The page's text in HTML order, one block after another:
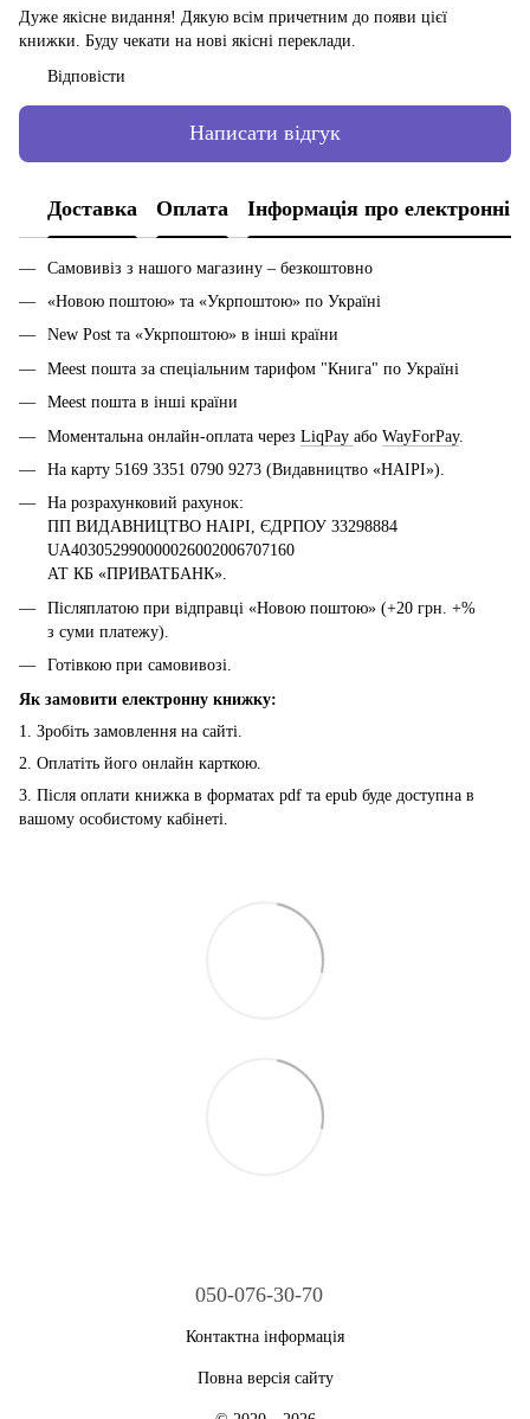
Дуже якісне видання! Дякую всім причетним до появи цієї
книжки. Буду чекати на нові якісні переклади.
Відповісти
Написати відгук
Доставка Оплата Інформація про електронні
Самовивіз з нашого магазину – безкоштовно
«Новою поштою» та «Укрпоштою» по Україні
New Post та «Укрпоштою» в інші країни
Meest пошта за спеціальним тарифом "Книга" по Україні
Meest пошта в інші країни
Моментальна онлайн-оплата через LiqPay або WayForPay.
На карту 5169 3351 0790 9273 (Видавництво «НАІРІ»).
На розрахунковий рахунок:
ПП ВИДАВНИЦТВО НАІРІ, ЄДРПОУ 33298884
UA403052990000026002006707160
АТ КБ «ПРИВАТБАНК».
Післяплатою при відправці «Новою поштою» (+20 грн. +%
з суми платежу).
Готівкою при самовивозі.
Як замовити електронну книжку:
1. Зробіть замовлення на сайті.
2. Оплатіть його онлайн карткою.
3. Після оплати книжка в форматах pdf та epub буде доступна в
вашому особистому кабінеті.
050-076-30-70
Контактна інформація
Повна версія сайту